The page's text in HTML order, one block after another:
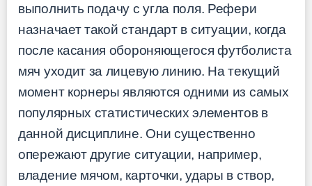
выполнить подачу с угла поля. Рефери
назначает такой стандарт в ситуации, когда
после касания обороняющегося футболиста
мяч уходит за лицевую линию. На текущий
момент корнеры являются одними из самых
популярных статистических элементов в
данной дисциплине. Они существенно
опережают другие ситуации, например,
владение мячом, карточки, удары в створ,